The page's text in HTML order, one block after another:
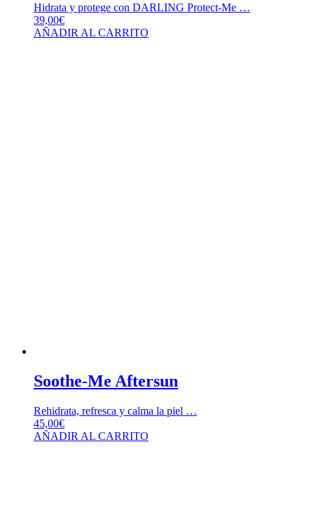
Hidrata y protege con DARLING Protect-Me …
39,00€
AÑADIR AL CARRITO
Soothe-Me Aftersun
Rehidrata, refresca y calma la piel …
45,00€
AÑADIR AL CARRITO